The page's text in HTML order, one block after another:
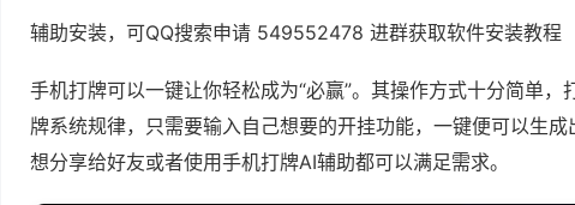
辅助安装，可QQ搜索申请 549552478 进群获取软件安装教程
手机打牌可以一键让你轻松成为“必赢”。其操作方式十分简单
牌系统规律，只需要输入自己想要的开挂功能，一键便可以生
想分享给好友或者使用手机打牌AI辅助都可以满足需求。